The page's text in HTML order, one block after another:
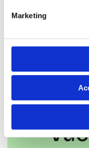
Marketing